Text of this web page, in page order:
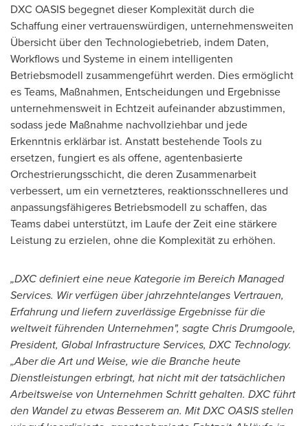
DXC OASIS begegnet dieser Komplexität durch die
Schaffung einer vertrauenswürdigen, unternehmensweiten
Übersicht über den Technologiebetrieb, indem Daten,
Workflows und Systeme in einem intelligenten
Betriebsmodell zusammengeführt werden. Dies ermöglicht
es Teams, Maßnahmen, Entscheidungen und Ergebnisse
unternehmensweit in Echtzeit aufeinander abzustimmen,
sodass jede Maßnahme nachvollziehbar und jede
Erkenntnis erklärbar ist. Anstatt bestehende Tools zu
ersetzen, fungiert es als offene, agentenbasierte
Orchestrierungsschicht, die deren Zusammenarbeit
verbessert, um ein vernetzteres, reaktionsschnelleres und
anpassungsfähigeres Betriebsmodell zu schaffen, das
Teams dabei unterstützt, im Laufe der Zeit eine stärkere
Leistung zu erzielen, ohne die Komplexität zu erhöhen.
„DXC definiert eine neue Kategorie im Bereich Managed
Services. Wir verfügen über jahrzehntelanges Vertrauen,
Erfahrung und liefern zuverlässige Ergebnisse für die
weltweit führenden Unternehmen", sagte Chris Drumgoole,
President, Global Infrastructure Services, DXC Technology.
„Aber die Art und Weise, wie die Branche heute
Dienstleistungen erbringt, hat nicht mit der tatsächlichen
Arbeitsweise von Unternehmen Schritt gehalten. DXC führt
den Wandel zu etwas Besserem an. Mit DXC OASIS stellen